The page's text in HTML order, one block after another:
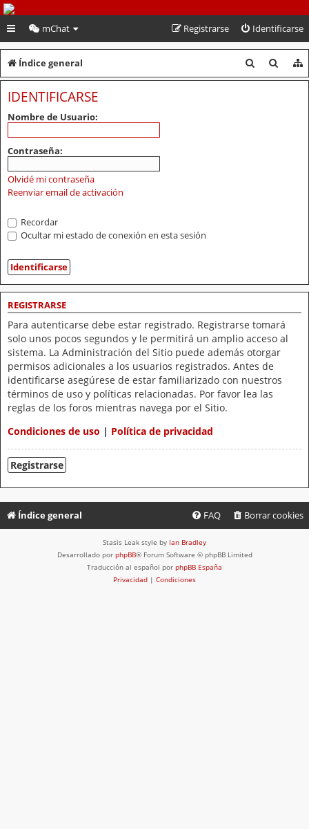
PeruVoley.com
mChat Identificarse
Registrarse
Índice general
u
u
IDENTIFICARSE
Nombre de Usuario:
Contraseña:
Olvidé mi contraseña
Reenviar email de activación
Recordar
Ocultar mi estado de conexión en esta sesión
REGISTRARSE
Para autenticarse debe estar registrado. Registrarse tomará
solo unos pocos segundos y le permitirá un amplio acceso al
sistema. La Administración del Sitio puede además otorgar
permisos adicionales a los usuarios registrados. Antes de
identificarse asegúrese de estar familiarizado con nuestros
términos de uso y políticas relacionadas. Por favor lea las
reglas de los foros mientras navega por el Sitio.
Condiciones de uso | Política de privacidad
Registrarse
Índice general Borrar cookies
FAQ
Stasis Leak style by Ian Bradley
Desarrollado por phpBB® Forum Software © phpBB Limited
Traducción al español por phpBB España
Privacidad | Condiciones